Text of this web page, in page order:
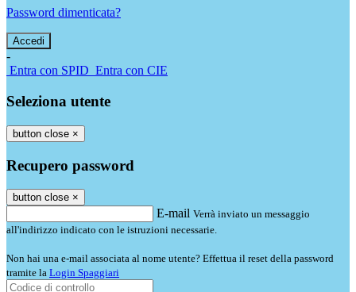
Password dimenticata?
-
Entra con SPID Entra con CIE
Seleziona utente
button close ×
Recupero password
button close ×
E-mail Verrà inviato un messaggio
all'indirizzo indicato con le istruzioni necessarie.
Non hai una e-mail associata al nome utente? Effettua il reset della password
tramite la Login Spaggiari